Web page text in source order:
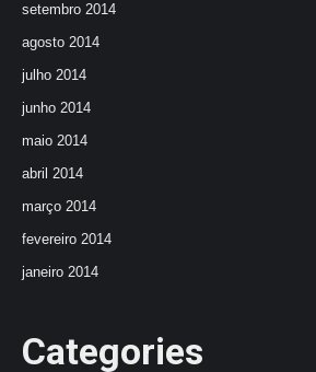
setembro 2014
agosto 2014
julho 2014
junho 2014
maio 2014
abril 2014
março 2014
fevereiro 2014
janeiro 2014
Categories